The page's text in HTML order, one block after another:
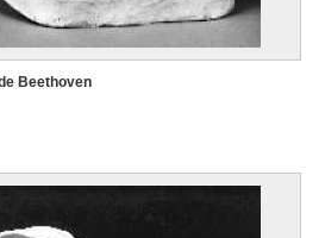
Beethoven